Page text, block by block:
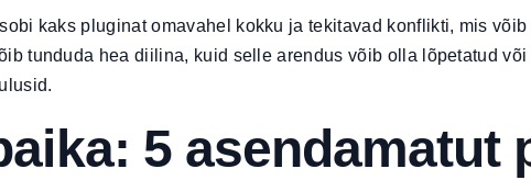
kaks pluginat omavahel kokku ja tekitavad konflikti, mis
tunduda hea diilina, kuid selle arendus võib olla lõpetatud
5 asendamatut